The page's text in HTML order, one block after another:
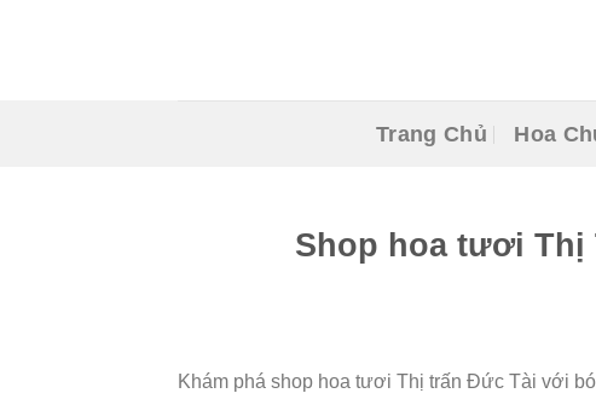
Trang Chủ Hoa
Shop hoa tươi
Khám phá shop hoa tươi Thị trấn Đức Tài với